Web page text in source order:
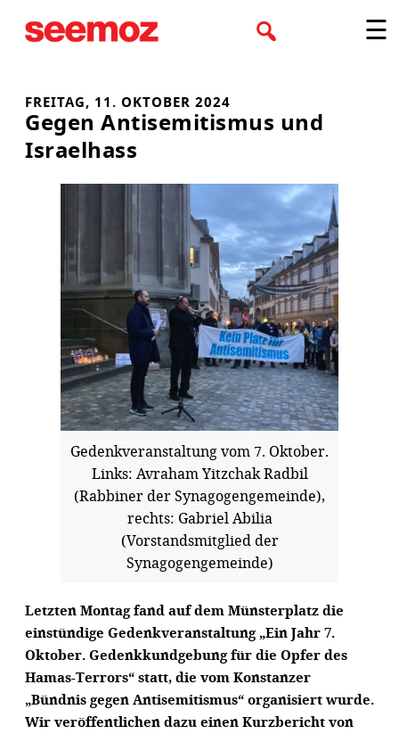
Inhalt
☰
FREITAG, 11. OKTOBER 2024
Gegen Antisemitismus und
Israelhass
Gedenkveranstaltung vom 7. Oktober.
Links: Avraham Yitzchak Radbil
(Rabbiner der Synagogengemeinde),
rechts: Gabriel Abilia
(Vorstandsmitglied der
Synagogengemeinde)
Letzten Montag fand auf dem Münsterplatz die
einstündige Gedenkveranstaltung „Ein Jahr 7.
Oktober. Gedenkkundgebung für die Opfer des
Hamas-Terrors“ statt, die vom Konstanzer
„Bündnis gegen Antisemitismus“ organisiert wurde.
Wir veröffentlichen dazu einen Kurzbericht von